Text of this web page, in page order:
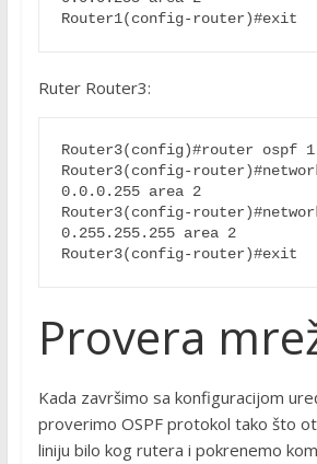
Ruter Router3:
Router3(config)#router ospf 1
Router3(config-
0.0.0.255 area 2
Router3(config-
0.255.255.255 area 2
Provera
Kada završimo sa konfiguracijom
proverimo OSPF protokol tako što
liniju bilo kog rutera i pokrenemo